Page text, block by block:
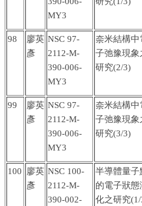
MY3
98
廖英
彥
NSC 97-
2112-M-
390-006-
MY3
奈米結構中
子弛豫現象
研究(2/3)
99
廖英
彥
NSC 97-
2112-M-
390-006-
MY3
奈米結構中
子弛豫現象
研究(3/3)
100
廖英
彥
NSC 100-
2112-M-
390-002-
半導體量子
的電子狀態
化之研究